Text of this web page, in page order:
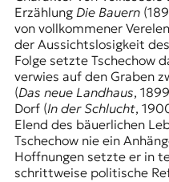
Erzählung Die Bauern
von vollkommener
der Aussichtslosigkeit
Folge setzte Tschechow
verwies auf den Graben
(Das neue Landhaus,
Dorf (In der Schlucht,
Elend des bäuerlichen
Tschechow nie ein
Hoffnungen setzte er in
schrittweise politische